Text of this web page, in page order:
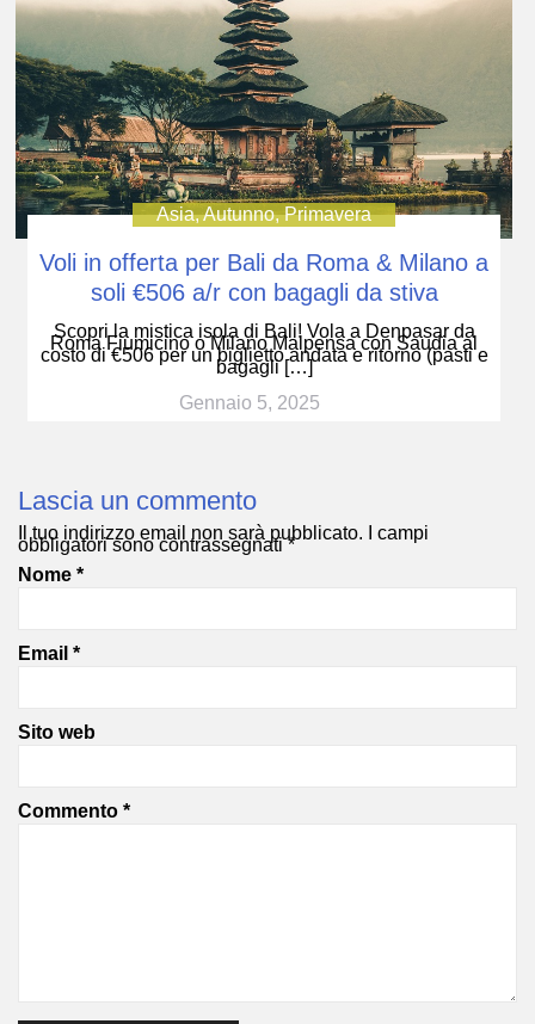
Asia,Autunno,Primavera
Voli in offerta per Bali da Roma & Milano a
soli €506 a/r con bagagli da stiva
Scopri la mistica isola di Bali! Vola a Denpasar da
Roma Fiumicino o Milano Malpensa con Saudia al
costo di €506 per un biglietto andata e ritorno (pasti e
bagagli […]
Gennaio 5, 2025
Lascia un commento
Il tuo indirizzo email non sarà pubblicato. I campi
obbligatori sono contrassegnati*
Nome *
Email *
Sito web
Commento *